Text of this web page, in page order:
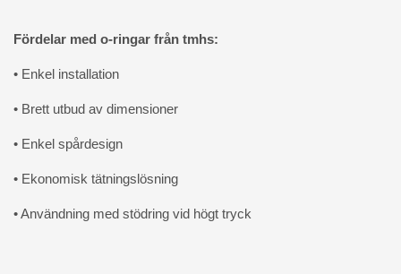
Fördelar med o-ringar från tmhs:
• Enkel installation
• Brett utbud av dimensioner
• Enkel spårdesign
• Ekonomisk tätningslösning
• Användning med stödring vid högt tryck